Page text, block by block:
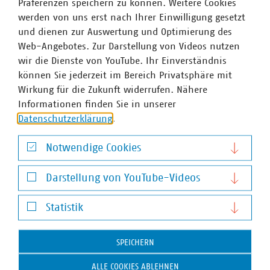
VKU-Bereiche
ENERGIEWIRTSCHAFTWASSER/ABWASSERDIGITALISIERUNG/TKABFALLWIRTSCHAFT
RECHT
Hausanschrift und Kontakt
Präferenzen speichern zu können. Weitere Cookies
werden von uns erst nach Ihrer Einwilligung gesetzt
und dienen zur Auswertung und Optimierung des
Web-Angebotes. Zur Darstellung von Videos nutzen
wir die Dienste von YouTube. Ihr Einverständnis
können Sie jederzeit im Bereich Privatsphäre mit
Wirkung für die Zukunft widerrufen. Nähere
Informationen finden Sie in unserer
Datenschutzerklärung.
Notwendige Cookies
Notwendige Cookies
Darstellung von YouTube-Videos
Darstellung von YouTube-Videos
Statistik
Statistik
SPEICHERN
ALLE COOKIES ABLEHNEN